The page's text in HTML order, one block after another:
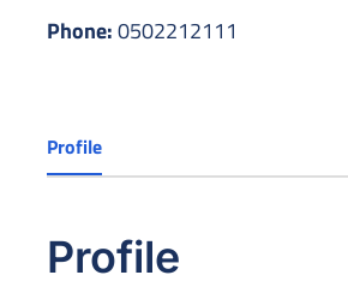
Phone:0502212111
Profile
Profile